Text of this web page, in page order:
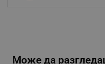
Може да